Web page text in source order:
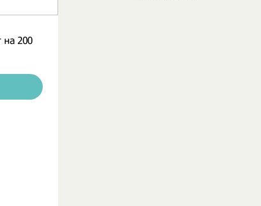
на 200